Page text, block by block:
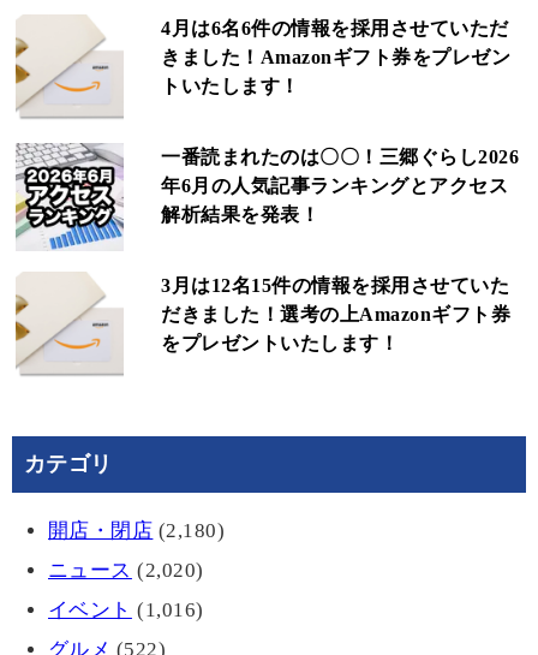
4月は6名6件の情報を採用させていただ
きました！Amazonギフト券をプレゼン
トいたします！
一番読まれたのは〇〇！三郷ぐらし2026
年6月の人気記事ランキングとアクセス
解析結果を発表！
3月は12名15件の情報を採用させていた
だきました！選考の上Amazonギフト券
をプレゼントいたします！
カテゴリ
開店・閉店 (2,180)
ニュース (2,020)
イベント (1,016)
グルメ (522)